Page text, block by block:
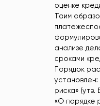
оценке
Таим
анализе
сроками
Порядок
риска»
«О порядке